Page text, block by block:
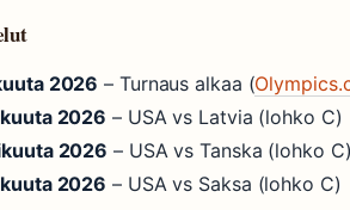
2026 – Turnaus alkaa (
2026 – USA vs Latvia (lohko C)
2026 – USA vs Tanska (lohko
2026 – USA vs Saksa (lohko C)